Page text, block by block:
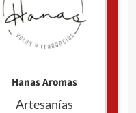
Hanas Aromas
Artesanías